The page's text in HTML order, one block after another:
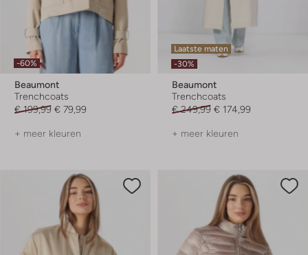
-60%
Beaumont
Trenchcoats
€ 199,99 € 79,99
+ meer kleuren
Laatste maten
-30%
Beaumont
Trenchcoats
€ 249,99 € 174,99
+ meer kleuren